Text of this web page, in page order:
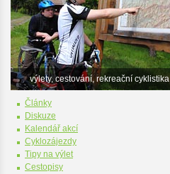
výlety, cestování, rekreační cyklistika
Články
Diskuze
Kalendář akcí
Cyklozájezdy
Tipy na výlet
Cestopisy